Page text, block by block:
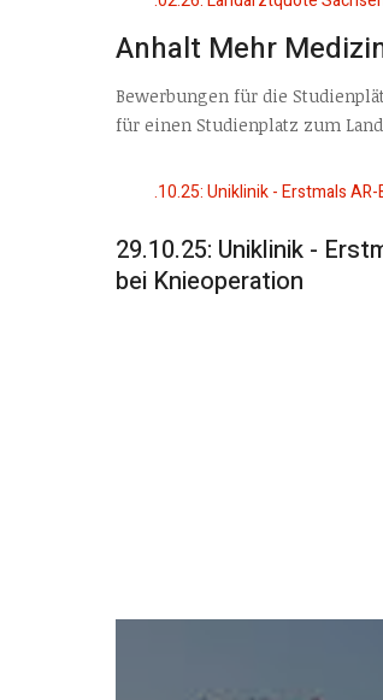
Anhalt Mehr
Bewerbungen für die
für einen Studienplatz zum
29.10.25: Uniklinik -
bei Knieoperation